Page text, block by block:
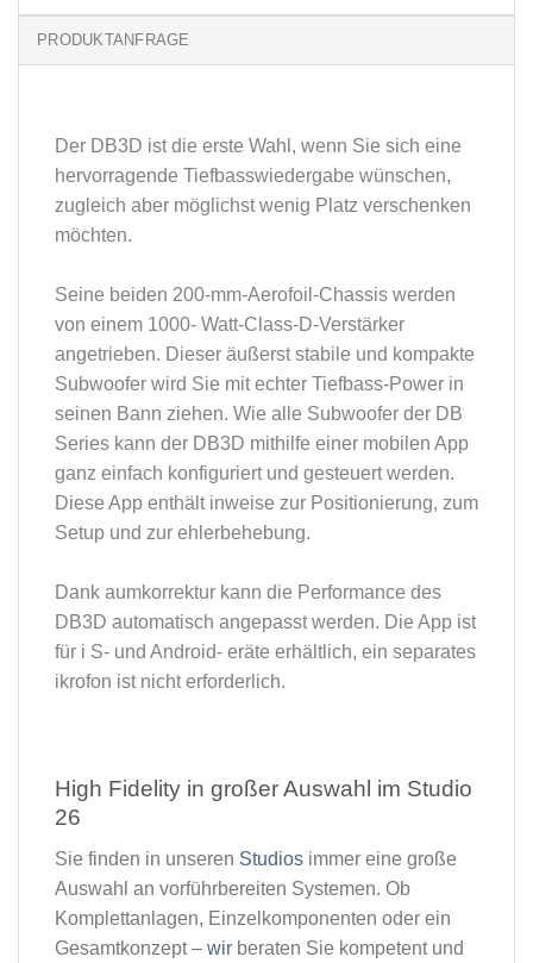
PRODUKTANFRAGE
Der DB3D ist die erste Wahl, wenn Sie sich eine
hervorragende Tiefbasswiedergabe wünschen,
zugleich aber möglichst wenig Platz verschenken
möchten.
Seine beiden 200-mm-Aerofoil-Chassis werden
von einem 1000- Watt-Class-D-Verstärker
angetrieben. Dieser äußerst stabile und kompakte
Subwoofer wird Sie mit echter Tiefbass-Power in
seinen Bann ziehen. Wie alle Subwoofer der DB
Series kann der DB3D mithilfe einer mobilen App
ganz einfach konfiguriert und gesteuert werden.
Diese App enthält inweise zur Positionierung, zum
Setup und zur ehlerbehebung.
Dank aumkorrektur kann die Performance des
DB3D automatisch angepasst werden. Die App ist
für i S- und Android- eräte erhältlich, ein separates
ikrofon ist nicht erforderlich.
High Fidelity in großer Auswahl im Studio
26​
Sie finden in unseren Studios immer eine große
Auswahl an vorführbereiten Systemen. Ob
Komplettanlagen, Einzelkomponenten oder ein
Gesamtkonzept – wir beraten Sie kompetent und